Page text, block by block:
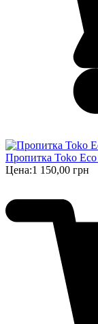
Пропитка Toko
Цена:1 150,00 грн